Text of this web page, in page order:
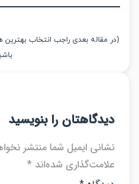
بعدی راجب انتخاب بهترین هاست
را بنویسید
ایمیل شما منتشر نخواهد شد.
شده‌اند *